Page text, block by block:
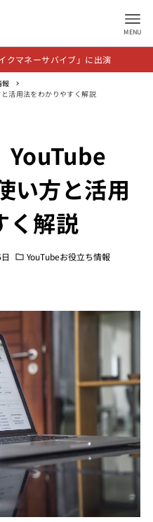
MENU
クマネーサバイブ」に出演
報
活用法をわかりやすく解説
YouTube
い方と活用
く解説
YouTubeお役立ち情報